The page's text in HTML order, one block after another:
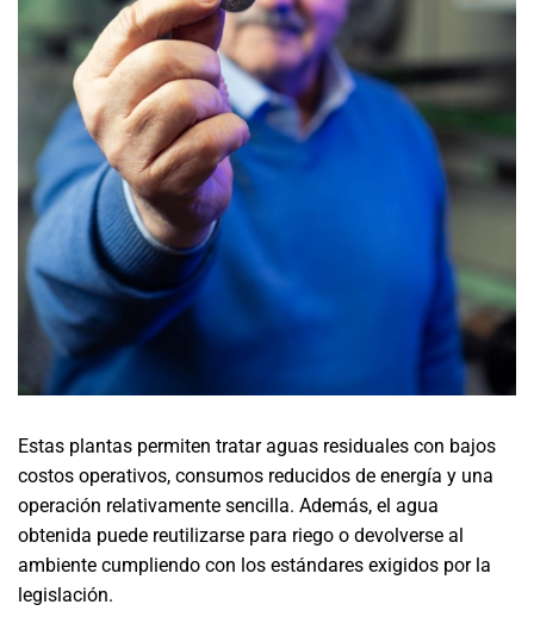
Estas plantas permiten tratar aguas residuales con bajos
costos operativos, consumos reducidos de energía y una
operación relativamente sencilla. Además, el agua
obtenida puede reutilizarse para riego o devolverse al
ambiente cumpliendo con los estándares exigidos por la
legislación.